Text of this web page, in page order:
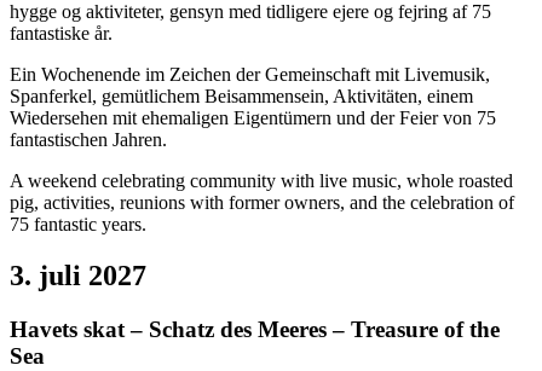
hygge og aktiviteter, gensyn med tidligere ejere og fejring af 75
fantastiske år.
Ein Wochenende im Zeichen der Gemeinschaft mit Livemusik,
Spanferkel, gemütlichem Beisammensein, Aktivitäten, einem
Wiedersehen mit ehemaligen Eigentümern und der Feier von 75
fantastischen Jahren.
A weekend celebrating community with live music, whole roasted
pig, activities, reunions with former owners, and the celebration of
75 fantastic years.
3. juli 2027
Havets skat – Schatz des Meeres – Treasure of the
Sea